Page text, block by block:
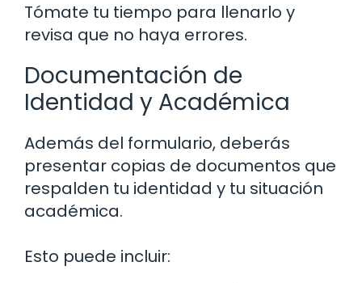
Tómate tu tiempo para llenarlo y
revisa que no haya errores.
Documentación de
Identidad y Académica
Además del formulario, deberás
presentar copias de documentos que
respalden tu identidad y tu situación
académica.
Esto puede incluir: